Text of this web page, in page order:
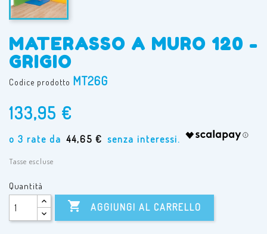
MATERASSO A MURO 120 -
GRIGIO
Codice prodotto MT26G
133,95 €
44,65 €
Tasse escluse
Quantità
 AGGIUNGI AL CARRELLO